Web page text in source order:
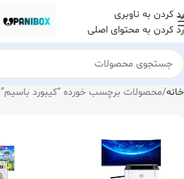
رد کردن به ناوبری
رد کردن به محتوای اصلی
خانه محصولات برچسب خورده “کیبورد باسیم”